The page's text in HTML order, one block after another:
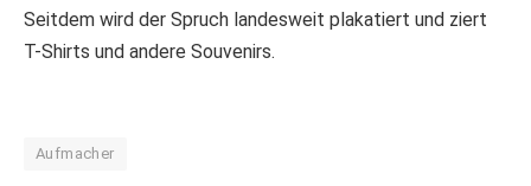
Seitdem wird der Spruch landesweit plakatiert und ziert
T-Shirts und andere Souvenirs.
Aufmacher